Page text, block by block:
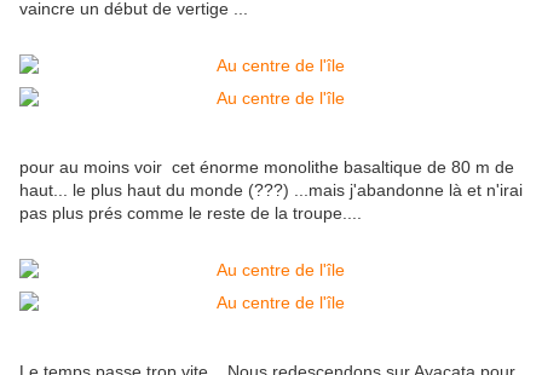
vaincre un début de vertige ...
pour au moins voir cet énorme monolithe basaltique de 80 m de
haut... le plus haut du monde (???) ...mais j'abandonne là et n'irai
pas plus prés comme le reste de la troupe....